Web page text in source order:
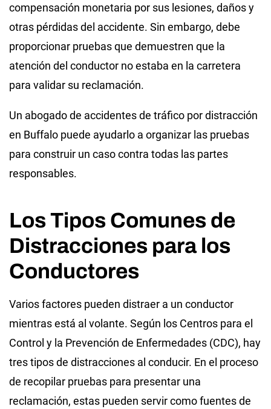
compensación monetaria por sus lesiones, daños y
otras pérdidas del accidente. Sin embargo, debe
proporcionar pruebas que demuestren que la
atención del conductor no estaba en la carretera
para validar su reclamación.
Un abogado de accidentes de tráfico por distracción
en Buffalo puede ayudarlo a organizar las pruebas
para construir un caso contra todas las partes
responsables.
Los Tipos Comunes de
Distracciones para los
Conductores
Varios factores pueden distraer a un conductor
mientras está al volante. Según los Centros para el
Control y la Prevención de Enfermedades (CDC), hay
tres tipos de distracciones al conducir. En el proceso
de recopilar pruebas para presentar una
reclamación, estas pueden servir como fuentes de